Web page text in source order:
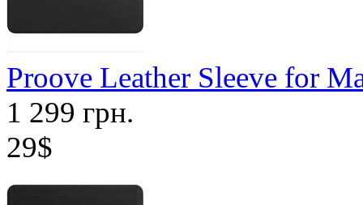
Proove Leather Sleeve for
1 299 грн.
29$